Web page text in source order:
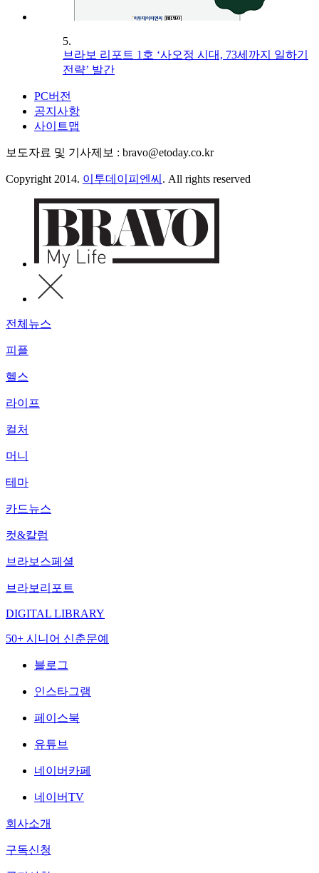
5.
브라보 리포트 1호 ‘사오정 시대, 73세까지 일하기
전략’ 발간
PC버전
공지사항
사이트맵
보도자료 및 기사제보 : bravo@etoday.co.kr
Copyright 2014. 이투데이피엔씨 . All rights reserved
전체뉴스
피플
헬스
라이프
컬처
머니
테마
카드뉴스
컷&칼럼
브라보스페셜
브라보리포트
DIGITAL LIBRARY
50+ 시니어 신춘문예
블로그
인스타그램
페이스북
유튜브
네이버카페
네이버TV
회사소개
구독신청